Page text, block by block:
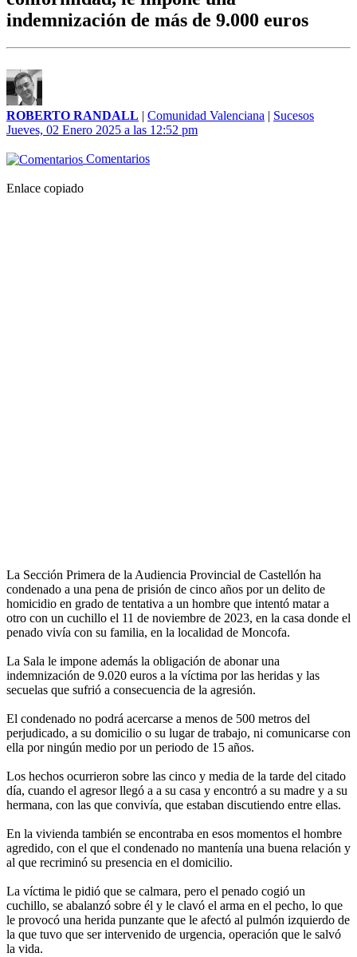
indemnización de más de 9.000 euros
ROBERTO RANDALL | Comunidad Valenciana | Sucesos
Jueves, 02 Enero 2025 a las 12:52 pm
Comentarios
Enlace copiado
La Sección Primera de la Audiencia Provincial de Castellón ha
condenado a una pena de prisión de cinco años por un delito de
homicidio en grado de tentativa a un hombre que intentó matar a
otro con un cuchillo el 11 de noviembre de 2023, en la casa donde el
penado vivía con su familia, en la localidad de Moncofa.
La Sala le impone además la obligación de abonar una
indemnización de 9.020 euros a la víctima por las heridas y las
secuelas que sufrió a consecuencia de la agresión.
El condenado no podrá acercarse a menos de 500 metros del
perjudicado, a su domicilio o su lugar de trabajo, ni comunicarse con
ella por ningún medio por un periodo de 15 años.
Los hechos ocurrieron sobre las cinco y media de la tarde del citado
día, cuando el agresor llegó a a su casa y encontró a su madre y a su
hermana, con las que convivía, que estaban discutiendo entre ellas.
En la vivienda también se encontraba en esos momentos el hombre
agredido, con el que el condenado no mantenía una buena relación y
al que recriminó su presencia en el domicilio.
La víctima le pidió que se calmara, pero el penado cogió un
cuchillo, se abalanzó sobre él y le clavó el arma en el pecho, lo que
le provocó una herida punzante que le afectó al pulmón izquierdo de
la que tuvo que ser intervenido de urgencia, operación que le salvó
la vida.